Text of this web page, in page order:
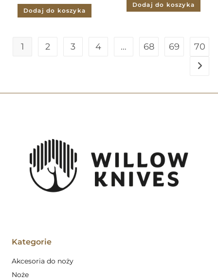
Dodaj do koszyka
Dodaj do koszyka
1 2 3 4 … 68 69 70
Kategorie
Akcesoria do noży
Noże